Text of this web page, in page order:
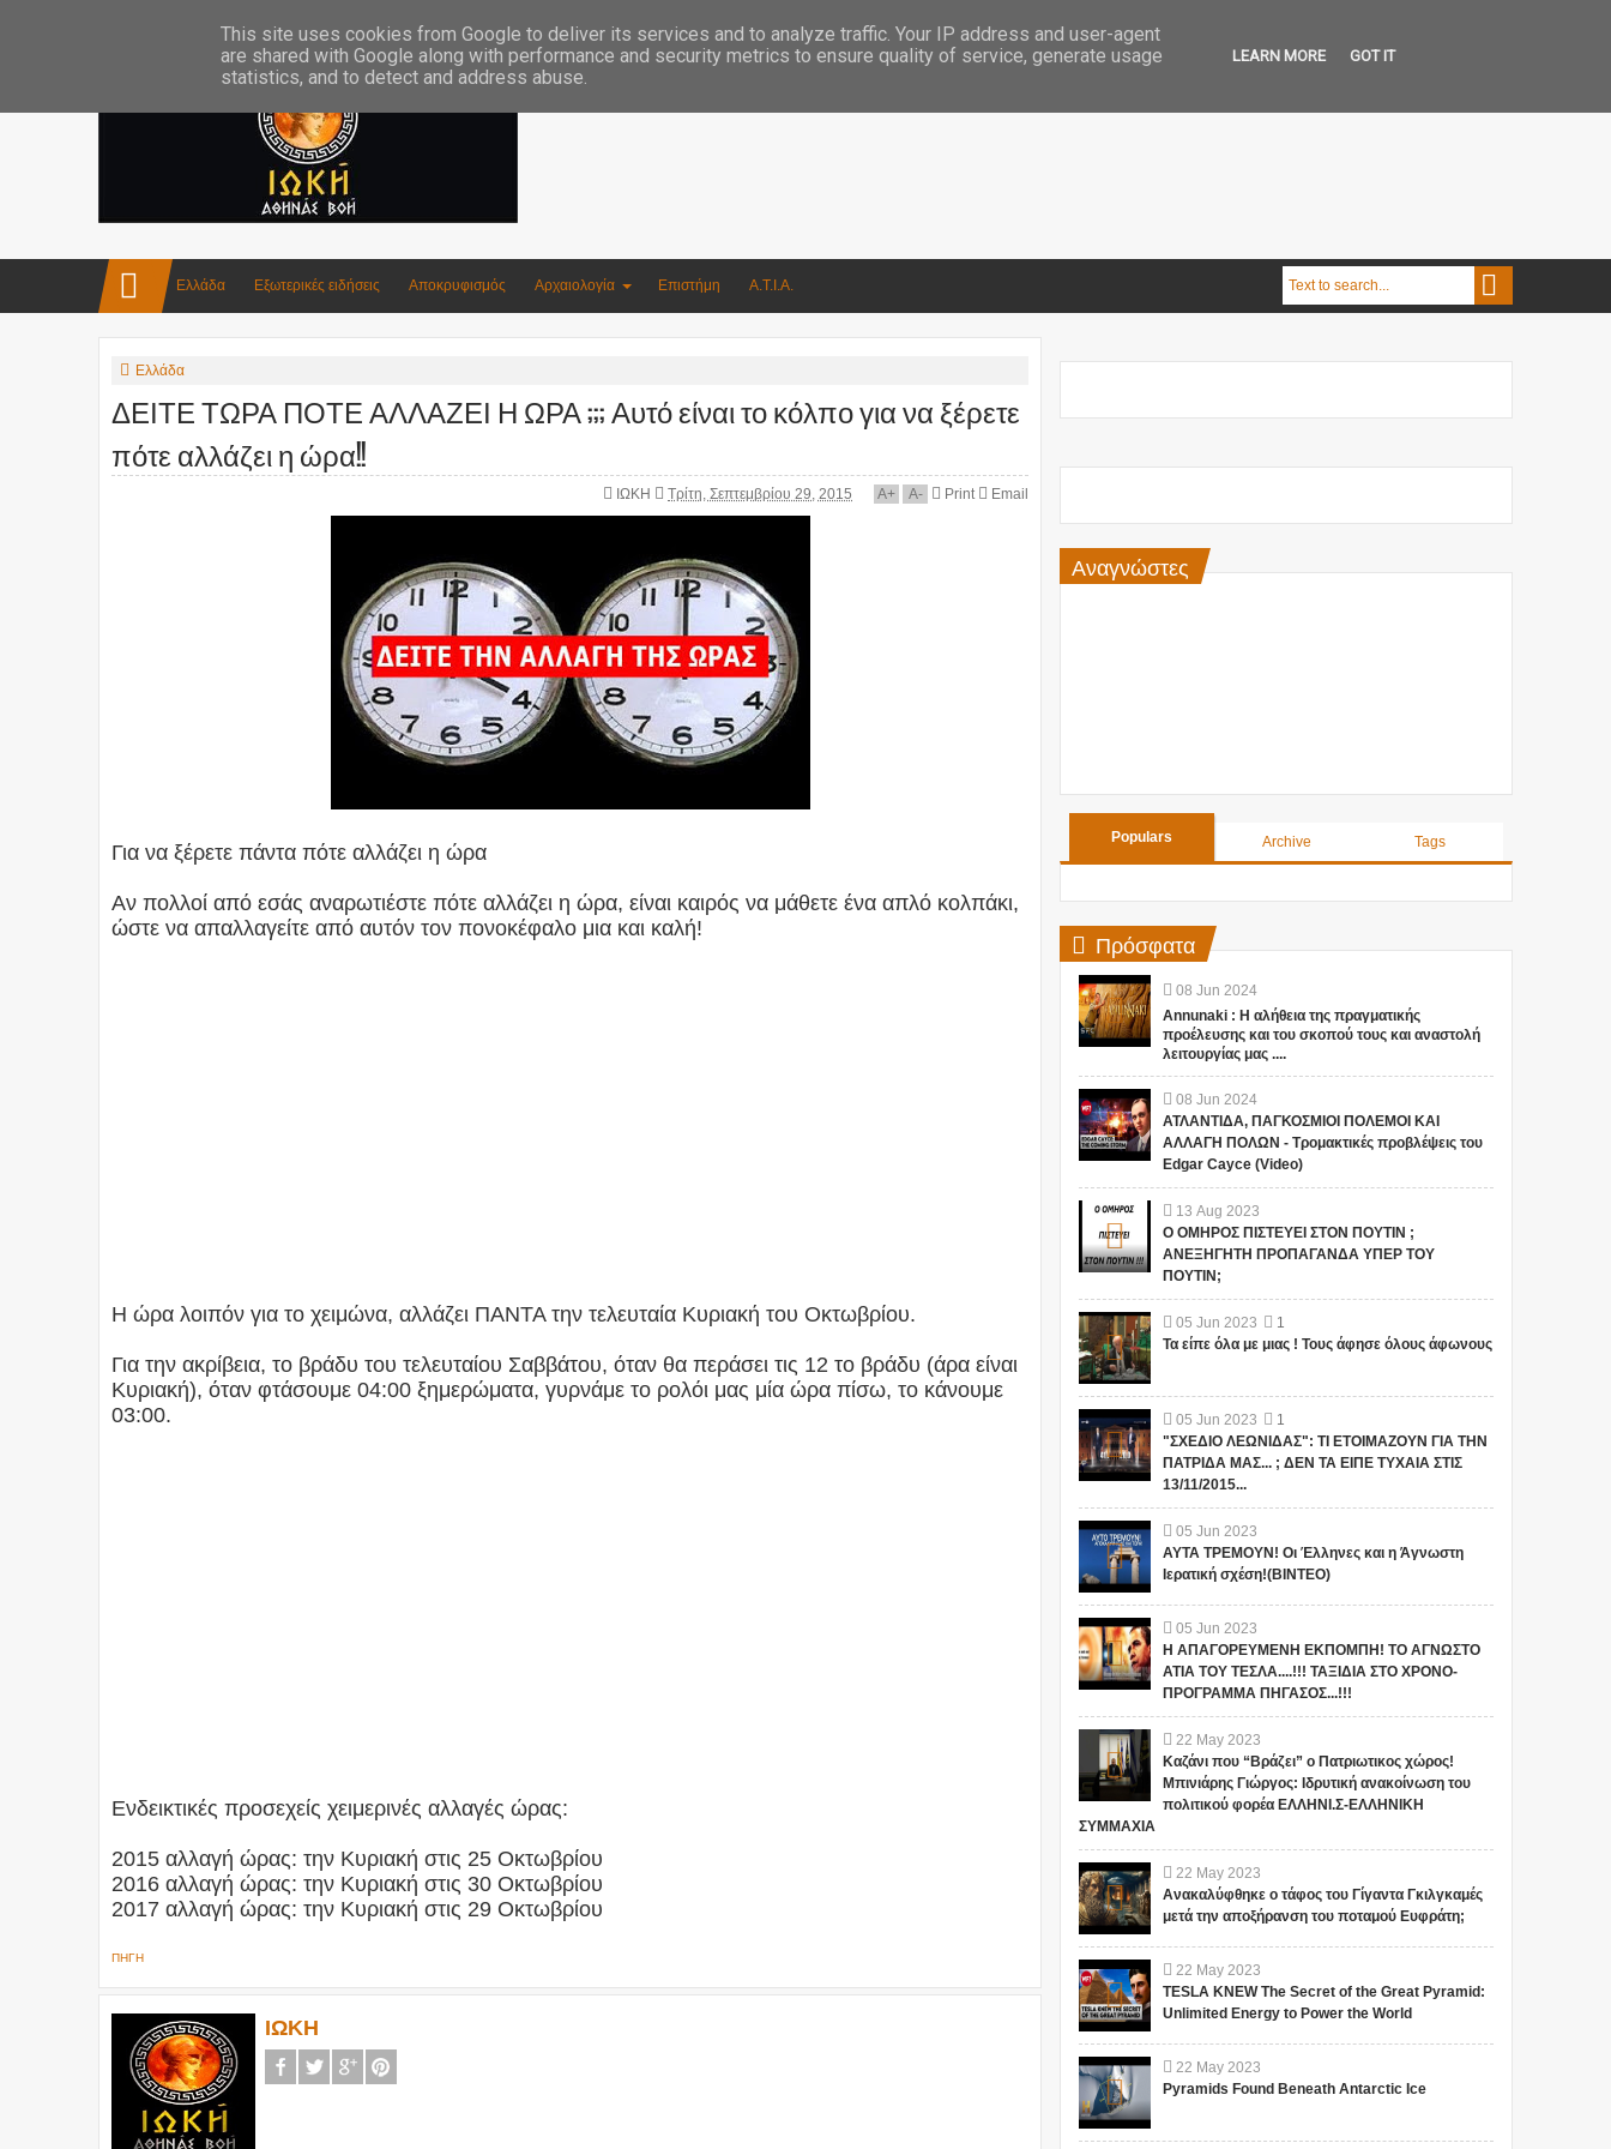
Ελλάδα Εξωτερικές ειδήσεις Αποκρυφισμός Αρχαιολογία Επιστήμη Α.Τ.Ι.Α.
Ελλάδα
ΔΕΙΤΕ ΤΩΡΑ ΠΟΤΕ ΑΛΛΑΖΕΙ Η ΩΡΑ ;;; Αυτό είναι το κόλπο για να ξέρετε
πότε αλλάζει η ώρα!!
ΙΩΚΗ Τρίτη, Σεπτεμβρίου 29, 2015 A+ A- Print Email
Για να ξέρετε πάντα πότε αλλάζει η ώρα
Αν πολλοί από εσάς αναρωτιέστε πότε αλλάζει η ώρα, είναι καιρός να μάθετε ένα απλό κολπάκι,
ώστε να απαλλαγείτε από αυτόν τον πονοκέφαλο μια και καλή!
Η ώρα λοιπόν για το χειμώνα, αλλάζει ΠΑΝΤΑ την τελευταία Κυριακή του Οκτωβρίου.
Για την ακρίβεια, το βράδυ του τελευταίου Σαββάτου, όταν θα περάσει τις 12 το βράδυ (άρα είναι
Κυριακή), όταν φτάσουμε 04:00 ξημερώματα, γυρνάμε το ρολόι μας μία ώρα πίσω, το κάνουμε
03:00.
Ενδεικτικές προσεχείς χειμερινές αλλαγές ώρας:
2015 αλλαγή ώρας: την Κυριακή στις 25 Οκτωβρίου
2016 αλλαγή ώρας: την Κυριακή στις 30 Οκτωβρίου
2017 αλλαγή ώρας: την Κυριακή στις 29 Οκτωβρίου
ΠΗΓΗ
ΙΩΚΗ
Αναγνώστες
Populars Archive Tags
Πρόσφατα
08 Jun 2024
Annunaki : Η αλήθεια της πραγματικής
προέλευσης και του σκοπού τους και αναστολή
λειτουργίας μας ....
08 Jun 2024
ΑΤΛΑΝΤΙΔΑ, ΠΑΓΚΟΣΜΙΟΙ ΠΟΛΕΜΟΙ ΚΑΙ
ΑΛΛΑΓΗ ΠΟΛΩΝ - Τρομακτικές προβλέψεις του
Edgar Cayce (Video)
13 Aug 2023
Ο ΟΜΗΡΟΣ ΠΙΣΤΕΥΕΙ ΣΤΟΝ ΠΟΥΤΙΝ ;
ΑΝΕΞΗΓΗΤΗ ΠΡΟΠΑΓΑΝΔΑ ΥΠΕΡ ΤΟΥ
ΠΟΥΤΙΝ;
05 Jun 2023
1
Τα είπε όλα με μιας ! Τους άφησε όλους άφωνους
05 Jun 2023
1
"ΣΧΕΔΙΟ ΛΕΩΝΙΔΑΣ": ΤΙ ΕΤΟΙΜΑΖΟΥΝ ΓΙΑ ΤΗΝ
ΠΑΤΡΙΔΑ ΜΑΣ... ; ΔΕΝ ΤΑ ΕΙΠΕ ΤΥΧΑΙΑ ΣΤΙΣ
13/11/2015...
05 Jun 2023
ΑΥΤΑ ΤΡΕΜΟΥΝ! Οι Έλληνες και η Άγνωστη
Ιερατική σχέση!(ΒΙΝΤΕΟ)
05 Jun 2023
Η ΑΠΑΓΟΡΕΥΜΕΝΗ ΕΚΠΟΜΠΗ! ΤΟ ΑΓΝΩΣΤΟ
ΑΤΙΑ ΤΟΥ ΤΕΣΛΑ....!!! ΤΑΞΙΔΙΑ ΣΤΟ ΧΡΟΝΟ-
ΠΡΟΓΡΑΜΜΑ ΠΗΓΑΣΟΣ...!!!
22 May 2023
Καζάνι που “Βράζει” ο Πατριωτικος χώρος!
Μπινιάρης Γιώργος: Ιδρυτική ανακοίνωση του
πολιτικού φορέα ΕΛΛΗΝΙ.Σ-ΕΛΛΗΝΙΚΗ
ΣΥΜΜΑΧΙΑ
22 May 2023
Ανακαλύφθηκε ο τάφος του Γίγαντα Γκιλγκαμές
μετά την αποξήρανση του ποταμού Ευφράτη;
22 May 2023
TESLA KNEW The Secret of the Great Pyramid:
Unlimited Energy to Power the World
22 May 2023
Pyramids Found Beneath Antarctic Ice
This site uses cookies from Google to deliver its services and to analyze traffic. Your IP address and user-agent
are shared with Google along with performance and security metrics to ensure quality of service, generate usage
statistics, and to detect and address abuse.
LEARN MORE GOT IT